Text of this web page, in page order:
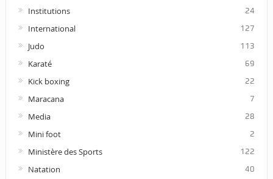
Institutions 24
International 127
Judo 113
Karaté 69
Kick boxing 22
Maracana 7
Media 28
Mini foot 2
Ministère des Sports 122
Natation 40